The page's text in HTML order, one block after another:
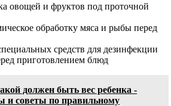
овощей и фруктов под проточной
обработку мяса и рыбы перед
средств для дезинфекции
приготовлением блюд
должен быть вес ребенка -
и советы по правильному